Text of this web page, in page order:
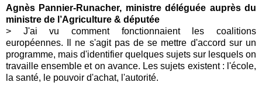
Agnès Pannier-Runacher, ministre déléguée auprès du
ministre de l’Agriculture & députée
> J'ai vu comment fonctionnaient les coalitions
européennes. Il ne s'agit pas de se mettre d'accord sur un
programme, mais d'identifier quelques sujets sur lesquels on
travaille ensemble et on avance. Les sujets existent : l'école,
la santé, le pouvoir d'achat, l'autorité.